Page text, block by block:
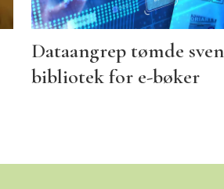
Dataangrep tømde
bibliotek for e-bøker